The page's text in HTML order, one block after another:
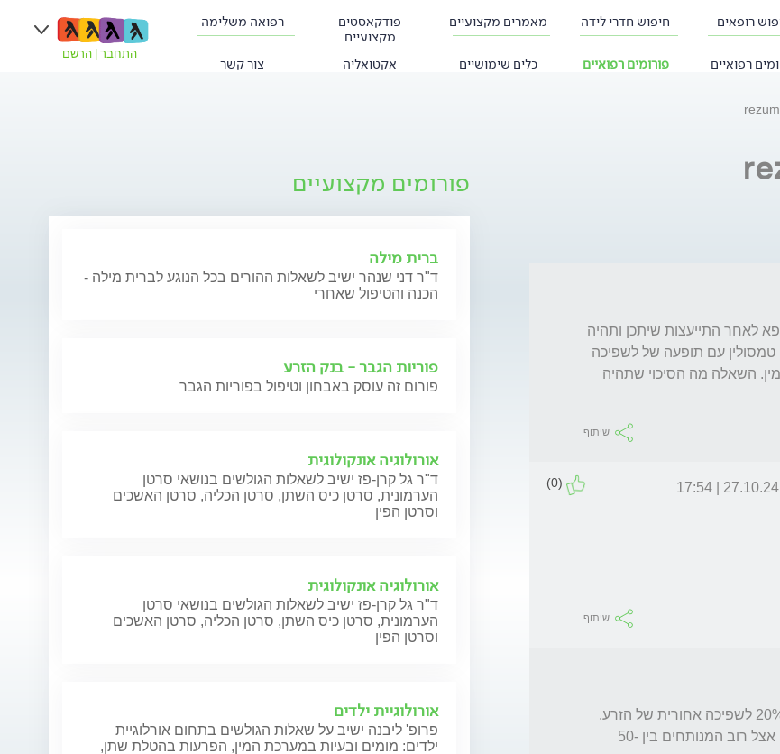
רופאים חיפוש חדרי לידה מאמרים מקצועיים
פודקאסטים
מקצועיים
רפואה משלימה
רפואיים פורומים רפואיים כלים שימושיים אקטואליה צור קשר
התחבר הרשם
שיתוף
27.10.24 | 17:54
(0)
שיתוף
ולעומת זאת אני קורא שמנתח אחר אומר שזה יקרה אצל רוב המנותחים בין 50-
פורומים מקצועיים
ברית מילה
ד"ר דני שנהר ישיב לשאלות ההורים בכל הנוגע לברית מילה -
הכנה והטיפול שאחרי
פוריות הגבר - בנק הזרע
פורום זה עוסק באבחון וטיפול בפוריות הגבר
אורולוגיה אונקולוגית
ד"ר גל קרן-פז ישיב לשאלות הגולשים בנושאי סרטן
הערמונית, סרטן כיס השתן, סרטן הכליה, סרטן האשכים
וסרטן הפין
אורולוגיה אונקולוגית
ד"ר גל קרן-פז ישיב לשאלות הגולשים בנושאי סרטן
הערמונית, סרטן כיס השתן, סרטן הכליה, סרטן האשכים
וסרטן הפין
אורולוגיית ילדים
פרופ' ליבנה ישיב על שאלות הגולשים בתחום אורלוגיית
ילדים: מומים ובעיות במערכת המין, הפרעות בהטלת שתן,